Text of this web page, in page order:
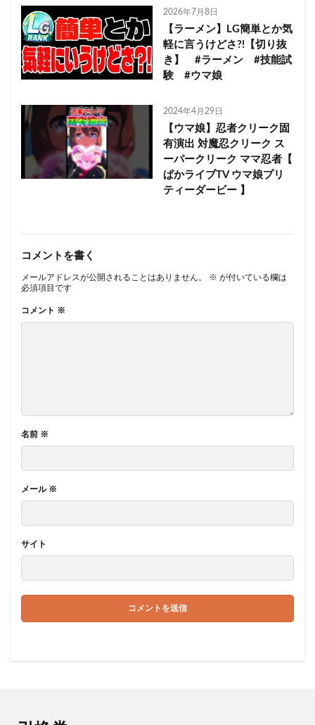
2026年7月8日
【ラーメン】LG簡単とか気
軽に言うけどさ?!【切り抜
き】 #ラーメン #技能試
験 #ウマ娘
2024年4月29日
【ウマ娘】忍者クリーク固
有演出 対魔忍クリーク ス
ーパークリーク ママ忍者【
ぱかライブTV ウマ娘プリ
ティーダービー 】
コメントを書く
メールアドレスが公開されることはありません。 ※ が付いている欄は
必須項目です
コメント ※
名前 ※
メール ※
サイト